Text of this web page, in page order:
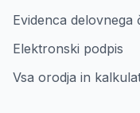
Evidenca delovnega
Elektronski podpis
Vsa orodja in